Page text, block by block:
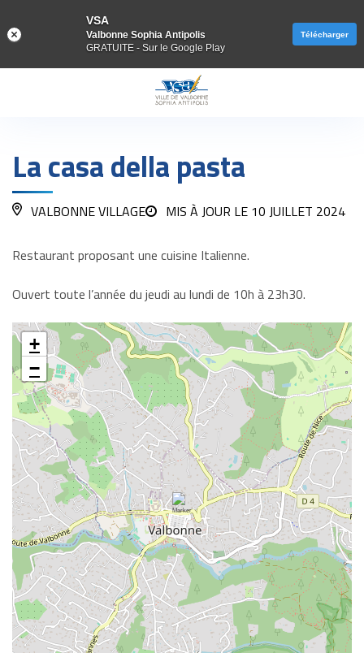
La casa della pasta
VALBONNE VILLAGE MIS À JOUR LE 10 JUILLET 2024
Restaurant proposant une cuisine Italienne.
Ouvert toute l’année du jeudi au lundi de 10h à 23h30.
+
−
VSA
Valbonne Sophia Antipolis
GRATUITE - Sur le Google Play
Télécharger